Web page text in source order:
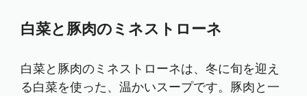
白菜と豚肉のミネストローネ
白菜と豚肉のミネストローネは、冬に旬を迎え
る白菜を使った、温かいスープです。豚肉と一